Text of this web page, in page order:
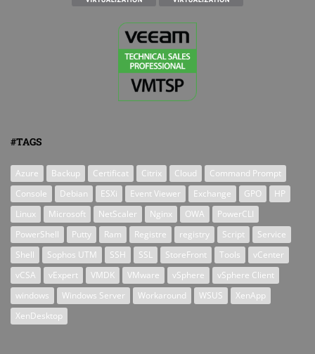
#TAGS
Azure Backup Certificat Citrix Cloud
Command Prompt
Console
Debian ESXi Event Viewer Exchange GPO
HP
Linux
Microsoft NetScaler Nginx OWA
PowerCLI
PowerShell
Putty Ram Registre registry Script
Service
Shell
Sophos UTM SSH SSL StoreFront Tools
vCenter
vCSA
vExpert VMDK VMware vSphere
vSphere Client
windows
Windows Server Workaround WSUS
XenApp
XenDesktop